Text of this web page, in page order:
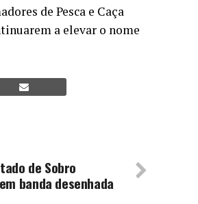
de Pesca e Caça
a elevar o nome
de Sobro
banda desenhada